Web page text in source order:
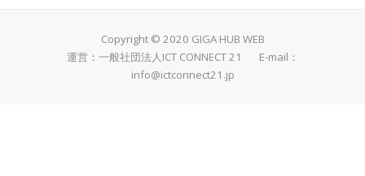
Copyright © 2020 GIGA HUB WEB
運営：一般社団法人ICT CONNECT 21 E-mail：
info@ictconnect21.jp